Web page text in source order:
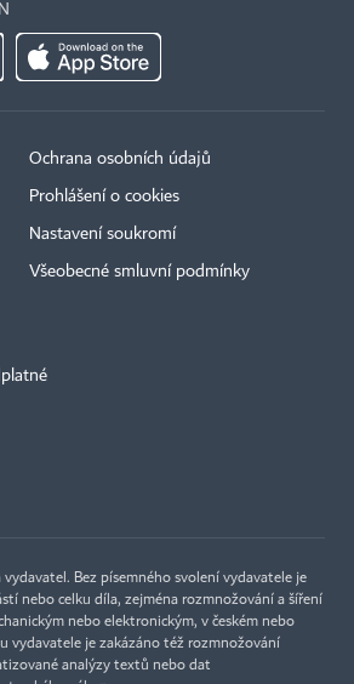
Ochrana osobních údajů
Prohlášení o cookies
Nastavení soukromí
Všeobecné smluvní podmínky
Bez písemného svolení vydavatele je
nebo celku díla, zejména rozmnožování a šíření
nebo elektronickým, v českém nebo
vydavatele je zakázáno též rozmnožování
analýzy textů nebo dat